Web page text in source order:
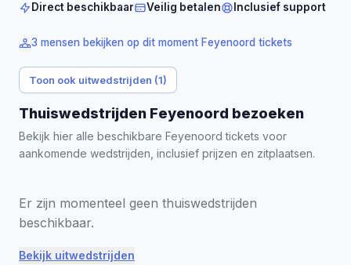
Direct beschikbaar
Veilig betalen Inclusief support
3 mensen bekijken op dit moment Feyenoord tickets
Toon ook uitwedstrijden (1)
Thuiswedstrijden Feyenoord bezoeken
Bekijk hier alle beschikbare Feyenoord tickets voor
aankomende wedstrijden, inclusief prijzen en zitplaatsen.
Er zijn momenteel geen thuiswedstrijden
beschikbaar.
Bekijk uitwedstrijden